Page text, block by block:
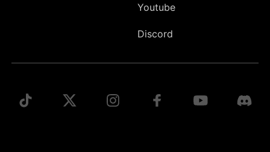
Youtube
Discord